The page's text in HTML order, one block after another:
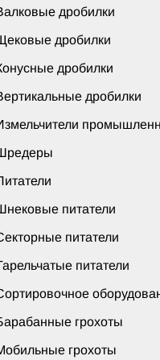
дробилки
дробилки
дробилки
дробилки
питатели
питатели
питатели
грохоты
грохоты